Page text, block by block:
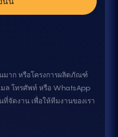
มาก หรือโครงการผลิตภัณฑ์
มล โทรศัพท์ หรือ WhatsApp
จัดงาน เพื่อให้ทีมงานของเรา